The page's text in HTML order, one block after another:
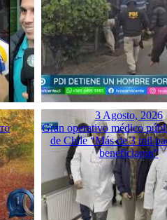
3 Agosto, 2026
Gran operativo médico
de Chile “Más de 3 mil
beneficiaron”